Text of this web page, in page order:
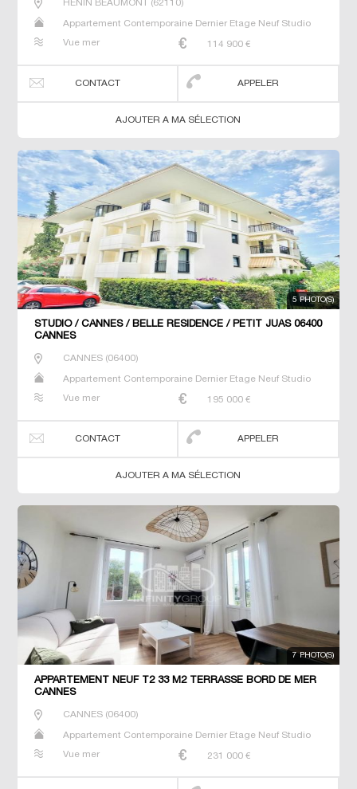
HENIN BEAUMONT (62110)
Appartement Contemporaine Dernier Etage Neuf Studio
Vue mer
114 900 €
CONTACT APPELER
AJOUTER A MA SÉLECTION
5 PHOTO(S)
STUDIO / CANNES / BELLE RÉSIDENCE / PETIT JUAS 06400
CANNES
CANNES(06400)
Appartement Contemporaine Dernier Etage Neuf Studio
Vue mer
195 000 €
CONTACT APPELER
AJOUTER A MA SÉLECTION
7 PHOTO(S)
APPARTEMENT NEUF T2 33 M2 TERRASSE BORD DE MER
CANNES
CANNES(06400)
Appartement Contemporaine Dernier Etage Neuf Studio
Vue mer
231 000 €